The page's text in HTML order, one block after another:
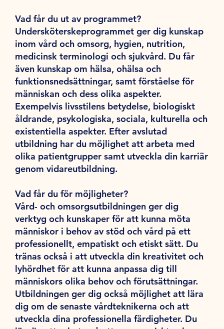
Vad får du ut av programmet?
Undersköterskeprogrammet ger dig kunskap
inom vård och omsorg, hygien, nutrition,
medicinsk terminologi och sjukvård. Du får
även kunskap om hälsa, ohälsa och
funktionsnedsättningar, samt förståelse för
människan och dess olika aspekter.
Exempelvis livsstilens betydelse, biologiskt
åldrande, psykologiska, sociala, kulturella och
existentiella aspekter. Efter avslutad
utbildning har du möjlighet att arbeta med
olika patientgrupper samt utveckla din karriär
genom vidareutbildning.
Vad får du för möjligheter?
Vård- och omsorgsutbildningen ger dig
verktyg och kunskaper för att kunna möta
människor i behov av stöd och vård på ett
professionellt, empatiskt och etiskt sätt. Du
tränas också i att utveckla din kreativitet och
lyhördhet för att kunna anpassa dig till
människors olika behov och förutsättningar.
Utbildningen ger dig också möjlighet att lära
dig om de senaste vårdteknikerna och att
utveckla dina professionella färdigheter. Du